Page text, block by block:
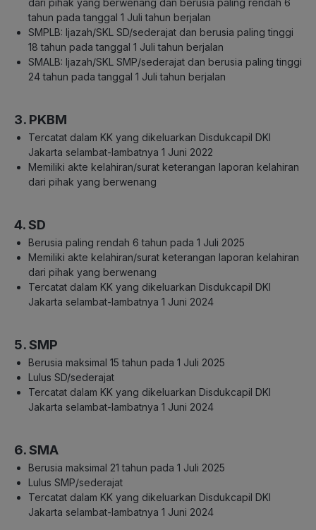
dari pihak yang berwenang dan berusia paling rendah 6
tahun pada tanggal 1 Juli tahun berjalan
SMPLB: Ijazah/SKL SD/sederajat dan berusia paling tinggi
18 tahun pada tanggal 1 Juli tahun berjalan
SMALB: Ijazah/SKL SMP/sederajat dan berusia paling tinggi
24 tahun pada tanggal 1 Juli tahun berjalan
3. PKBM
Tercatat dalam KK yang dikeluarkan Disdukcapil DKI
Jakarta selambat-lambatnya 1 Juni 2022
Memiliki akte kelahiran/surat keterangan laporan kelahiran
dari pihak yang berwenang
4. SD
Berusia paling rendah 6 tahun pada 1 Juli 2025
Memiliki akte kelahiran/surat keterangan laporan kelahiran
dari pihak yang berwenang
Tercatat dalam KK yang dikeluarkan Disdukcapil DKI
Jakarta selambat-lambatnya 1 Juni 2024
5. SMP
Berusia maksimal 15 tahun pada 1 Juli 2025
Lulus SD/sederajat
Tercatat dalam KK yang dikeluarkan Disdukcapil DKI
Jakarta selambat-lambatnya 1 Juni 2024
6. SMA
Berusia maksimal 21 tahun pada 1 Juli 2025
Lulus SMP/sederajat
Tercatat dalam KK yang dikeluarkan Disdukcapil DKI
Jakarta selambat-lambatnya 1 Juni 2024